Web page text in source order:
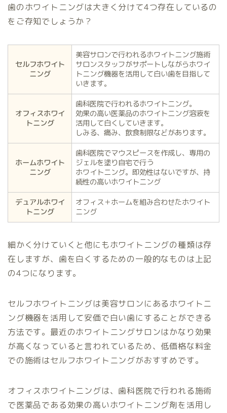
歯のホワイトニングは大きく分けて4つ存在しているの
をご存知でしょうか？
セルフホワイト
ニング
美容サロンで行われるホワイトニング施術
サロンスタッフがサポートしながらホワイ
トニング機器を活用して白い歯を目指して
いきます。
オフィスホワイ
トニング
歯科医院で行われるホワイトニング。
効果の高い医薬品のホワイトニング溶液を
活用して白くしていきます。
しみる、痛み、飲食制限などがあります。
ホームホワイト
ニング
歯科医院でマウスピースを作成し、専用の
ジェルを塗り自宅で行う
ホワイトニング。即効性はないですが、持
続性の高いホワイトニング
デュアルホワイ
トニング
オフィス＋ホームを組み合わせたホワイト
ニング
細かく分けていくと他にもホワイトニングの種類は存
在しますが、歯を白くするための一般的なものは上記
の4つになります。
セルフホワイトニングは美容サロンにあるホワイトニ
ング機器を活用して安価で白い歯にすることができる
方法です。最近のホワイトニングサロンはかなり効果
が高くなっていると言われているため、低価格な料金
での施術はセルフホワイトニングがおすすめです。
オフィスホワイトニングは、歯科医院で行われる施術
で医薬品である効果の高いホワイトニング剤を活用し